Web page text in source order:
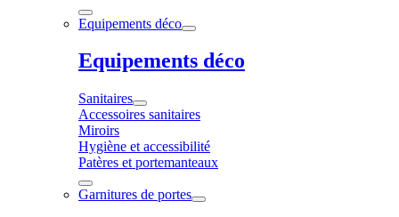
Equipements déco
Equipements déco
Sanitaires
Accessoires sanitaires
Miroirs
Hygiène et accessibilité
Patères et portemanteaux
Garnitures de portes